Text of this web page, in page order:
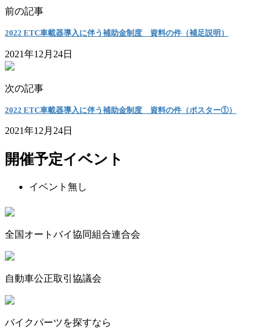
前の記事
2022 ETC車載器導入に伴う補助金制度 資料の件（補足説明）
2021年12月24日
次の記事
2022 ETC車載器導入に伴う補助金制度 資料の件（ポスター①）
2021年12月24日
開催予定イベント
イベント無し
全国オートバイ協同組合連合会
自動車公正取引協議会
バイクパーツを探すなら